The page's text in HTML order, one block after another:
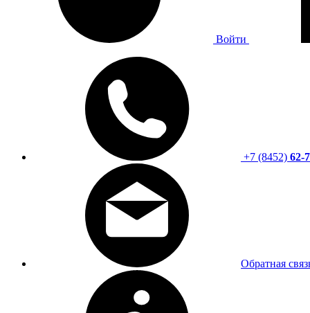
Войти
+7 (8452) 62-
Обратная